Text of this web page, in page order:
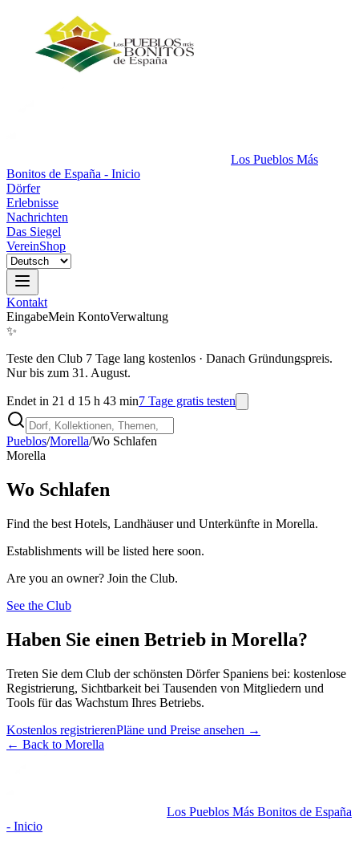
Los Pueblos Más
Bonitos de España - Inicio
Dörfer
Erlebnisse
Nachrichten
Das Siegel
VereinShop
Kontakt
EingabeMein KontoVerwaltung
✨
Teste den Club 7 Tage lang kostenlos · Danach Gründungspreis.
Nur bis zum 31. August.
Endet in 21 d 15 h 43 min7 Tage gratis testen
Pueblos/Morella/Wo Schlafen
Morella
Wo Schlafen
Find the best Hotels, Landhäuser und Unterkünfte in Morella.
Establishments will be listed here soon.
Are you an owner? Join the Club.
See the Club
Haben Sie einen Betrieb in Morella?
Treten Sie dem Club der schönsten Dörfer Spaniens bei: kostenlose
Registrierung, Sichtbarkeit bei Tausenden von Mitgliedern und
Tools für das Wachstum Ihres Betriebs.
Kostenlos registrierenPläne und Preise ansehen →
← Back to Morella
Los Pueblos Más Bonitos de España
- Inicio